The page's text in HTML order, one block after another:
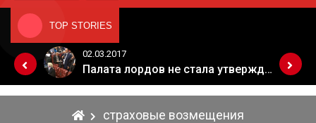
TOP STORIES
Когда Россия разрешит полеты в Грузию. Позиция Кремля
02.03.2017
Палата лордов не стала утверждать законопроект о "брексите"
страховые возмещения